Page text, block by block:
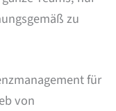
zu
für
von